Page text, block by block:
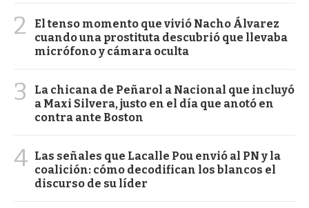
2
El tenso momento que vivió Nacho Álvarez
cuando una prostituta descubrió que llevaba
micrófono y cámara oculta
3
La chicana de Peñarol a Nacional que incluyó
a Maxi Silvera, justo en el día que anotó en
contra ante Boston
4 Las señales que Lacalle Pou envió al PN y la
coalición: cómo decodifican los blancos el
discurso de su líder